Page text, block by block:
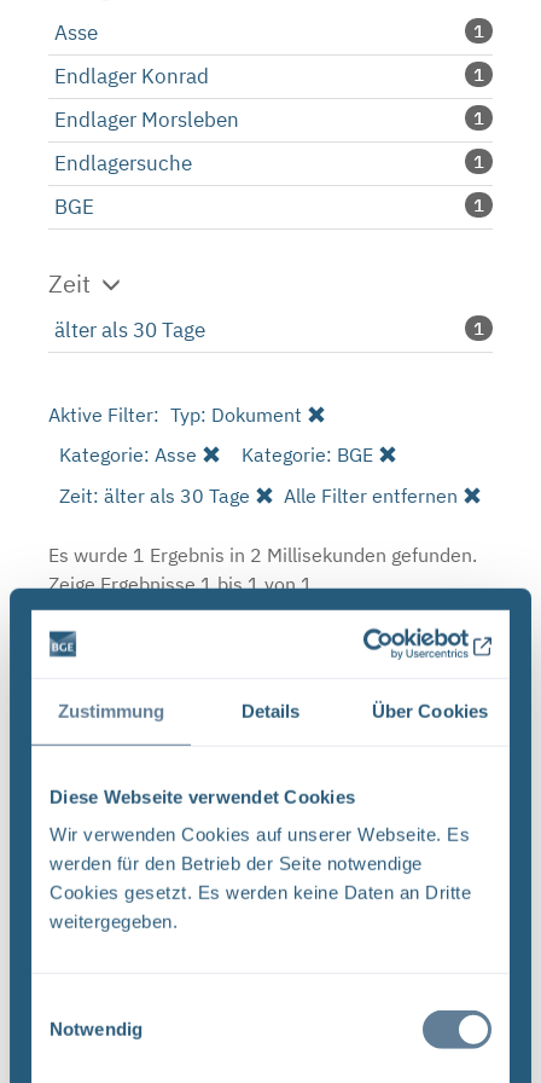
Zustimmung Details Über Cookies
Diese Webseite verwendet Cookies
Wir verwenden Cookies auf unserer Webseite. Es
werden für den Betrieb der Seite notwendige
Cookies gesetzt. Es werden keine Daten an Dritte
weitergegeben.
Notwendig
Asse 1
Endlager Konrad 1
Endlager Morsleben 1
Endlagersuche 1
BGE 1
Zeit
älter als 30 Tage 1
Aktive Filter: Typ: Dokument
Kategorie: Asse
Kategorie: BGE
Zeit: älter als 30 Tage
Alle Filter entfernen
Es wurde 1 Ergebnis in 2 Millisekunden gefunden.
Zeige Ergebnisse 1 bis 1 von 1.
Ergebnisse pro Seite:
1
Forschungs- und Entwicklungsstrategie der
BGE (PDF)
FORSCHUNG UND ENTWICKLUNG F&E-Strategie
der BGE Stand April 2024 Vorwort Liebe
umfassende Aufgabenspek- ...